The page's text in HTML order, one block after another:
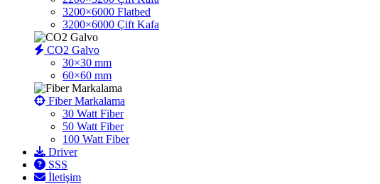
3200×6000 Flatbed
3200×6000 Çift Kafa
CO2 Galvo
30×30 mm
60×60 mm
Fiber Markalama
30 Watt Fiber
50 Watt Fiber
100 Watt Fiber
Driver
SSS
İletişim